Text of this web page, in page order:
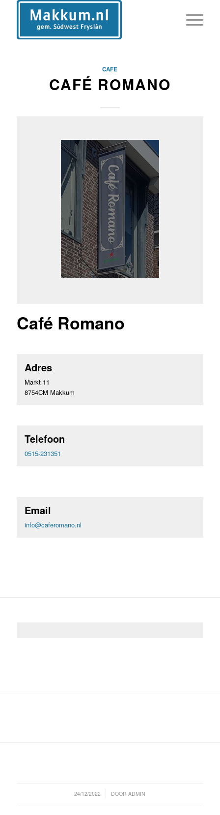
CAFE
CAFÉ ROMANO
Café Romano
Adres
Markt 11
8754CM Makkum
Telefoon
0515-231351
Email
info@caferomano.nl
24/12/2022
/ DOORADMIN